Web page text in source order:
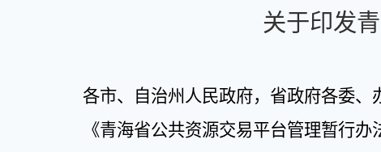
关于印发
各市、自治州人民政府，省政府各委、
《青海省公共资源交易平台管理暂行